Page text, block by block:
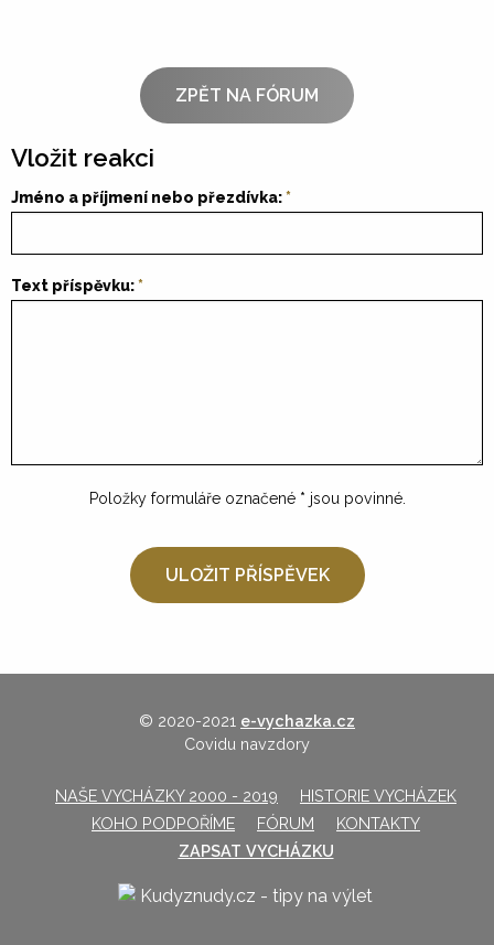
ZPĚT NA FÓRUM
Vložit reakci
Jméno a příjmení nebo přezdívka:
Text příspěvku:
Položky formuláře označené * jsou povinné.
© 2020-2021 e-vychazka.cz
Covidu navzdory
NAŠE VYCHÁZKY 2000 - 2019
HISTORIE VYCHÁZEK
KOHO PODPOŘÍME
FÓRUM
KONTAKTY
ZAPSAT VYCHÁZKU